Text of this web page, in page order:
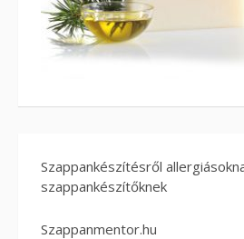
Szappankészítésről
szappankészítőknek
Szappanmentor.hu